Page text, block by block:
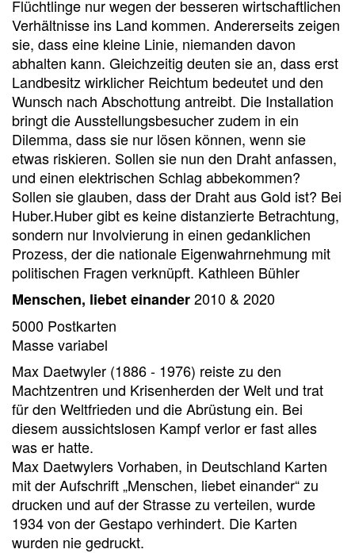
Flüchtlinge nur wegen der besseren wirtschaftlichen
Verhältnisse ins Land kommen. Andererseits zeigen
sie, dass eine kleine Linie, niemanden davon
abhalten kann. Gleichzeitig deuten sie an, dass erst
Landbesitz wirklicher Reichtum bedeutet und den
Wunsch nach Abschottung antreibt. Die Installation
bringt die Ausstellungsbesucher zudem in ein
Dilemma, dass sie nur lösen können, wenn sie
etwas riskieren. Sollen sie nun den Draht anfassen,
und einen elektrischen Schlag abbekommen?
Sollen sie glauben, dass der Draht aus Gold ist? Bei
Huber.Huber gibt es keine distanzierte Betrachtung,
sondern nur Involvierung in einen gedanklichen
Prozess, der die nationale Eigenwahrnehmung mit
politischen Fragen verknüpft. Kathleen Bühler
Menschen, liebet einander2010 & 2020
5000 Postkarten
Masse variabel
Max Daetwyler (1886 - 1976) reiste zu den
Machtzentren und Krisenherden der Welt und trat
für den Weltfrieden und die Abrüstung ein. Bei
diesem aussichtslosen Kampf verlor er fast alles
was er hatte.
Max Daetwylers Vorhaben, in Deutschland Karten
mit der Aufschrift „Menschen, liebet einander“ zu
drucken und auf der Strasse zu verteilen, wurde
1934 von der Gestapo verhindert. Die Karten
wurden nie gedruckt.